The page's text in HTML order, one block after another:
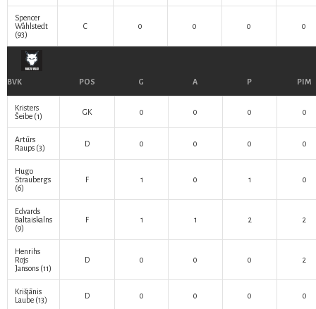
Spencer
Wåhlstedt
(93)
C 0 0 0 0
BVK POS G A P PIM
Kristers
Šeibe (1) GK 0 0 0 0
Artūrs
Raups (3) D 0 0 0 0
Hugo
Straubergs
(6)
F 1 0 1 0
Edvards
Baltaiskalns
(9)
F 1 1 2 2
Henrihs
Rojs
Jansons (11)
D 0 0 0 2
Krišjānis
Laube (13) D 0 0 0 0